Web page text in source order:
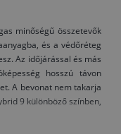
minőségű összetevők
és a védőréteg
Az időjárással és más
hosszú távon
A bevonat nem takarja
9 különböző színben,